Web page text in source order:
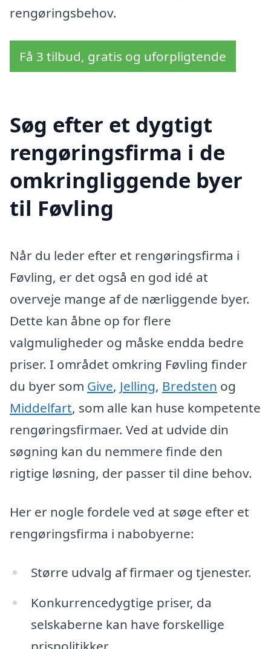
rengøringsbehov.
Få 3 tilbud, gratis og uforpligtende
Søg efter et dygtigt
rengøringsfirma i de
omkringliggende byer
til Føvling
Når du leder efter et rengøringsfirma i
Føvling, er det også en god idé at
overveje mange af de nærliggende byer.
Dette kan åbne op for flere
valgmuligheder og måske endda bedre
priser. I området omkring Føvling finder
du byer som Give, Jelling, Bredsten og
Middelfart, som alle kan huse kompetente
rengøringsfirmaer. Ved at udvide din
søgning kan du nemmere finde den
rigtige løsning, der passer til dine behov.
Her er nogle fordele ved at søge efter et
rengøringsfirma i nabobyerne:
Større udvalg af firmaer og tjenester.
Konkurrencedygtige priser, da
selskaberne kan have forskellige